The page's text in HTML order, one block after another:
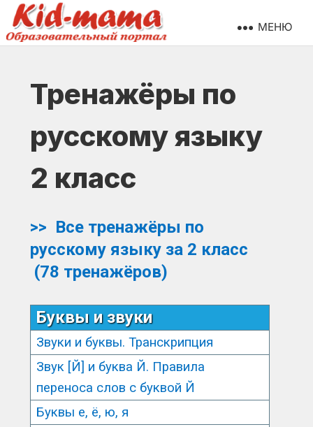
МЕНЮ
Тренажёры по
русскому языку
2 класс
>> Все тренажёры по
русскому языку за 2 класс
(78 тренажёров)
Буквы и звуки
Звуки и буквы. Транскрипция
Звук [Й] и буква Й. Правила
переноса слов с буквой Й
Буквы е, ё, ю, я